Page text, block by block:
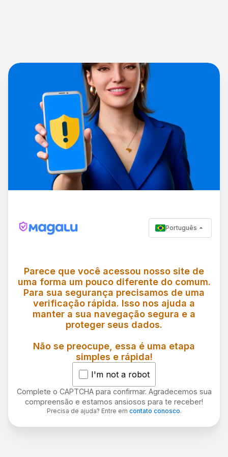
Português
Parece que você acessou nosso site de
uma forma um pouco diferente do comum.
Para sua segurança precisamos de uma
verificação rápida. Isso nos ajuda a
manter a sua navegação segura e a
proteger seus dados.
Não se preocupe, essa é uma etapa
simples e rápida!
I'm not a robot
Complete o CAPTCHA para confirmar. Agradecemos sua
compreensão e estamos ansiosos para te receber!
Precisa de ajuda? Entre em contato conosco.